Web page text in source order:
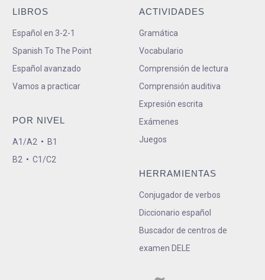
LIBROS
Español en 3-2-1
Spanish To The Point
Español avanzado
Vamos a practicar
POR NIVEL
A1/A2 • B1
B2 • C1/C2
ACTIVIDADES
Gramática
Vocabulario
Comprensión de lectura
Comprensión auditiva
Expresión escrita
Exámenes
Juegos
HERRAMIENTAS
Conjugador de verbos
Diccionario español
Buscador de centros de
examen DELE